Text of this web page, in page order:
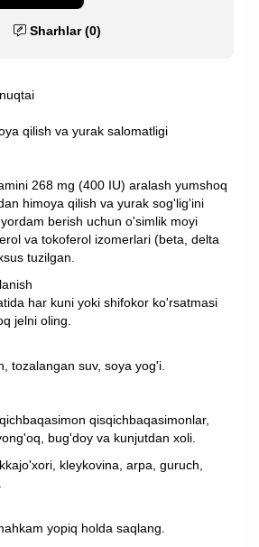
Sharhlar (0)
qilish va yurak salomatligi
268 mg (400 IU) aralash yumshoq
himoya qilish va yurak sog'lig'ini
berish uchun o'simlik moyi
va tokoferol izomerlari (beta, delta
tuzilgan.
har kuni yoki shifokor ko'rsatmasi
jelni oling.
tozalangan suv, soya yog'i.
qisqichbaqasimonlar,
bug'doy va kunjutdan xoli.
kleykovina, arpa, guruch,
yopiq holda saqlang.